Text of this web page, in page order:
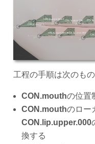
工程の手順は次のもの
CON.mouthの位置
CON.mouthのロー
CON.lip.upper.000
換する